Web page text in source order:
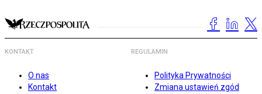
KONTAKT
O nas
Kontakt
REGULAMIN
Polityka Prywatności
Zmiana ustawień zgód